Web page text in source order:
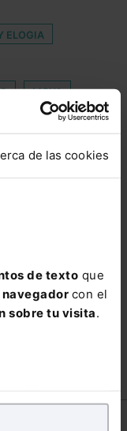
de las cookies
de texto que
navegador con el
sobre tu visita.
en
ELOGIA
MOYA
CIEGO